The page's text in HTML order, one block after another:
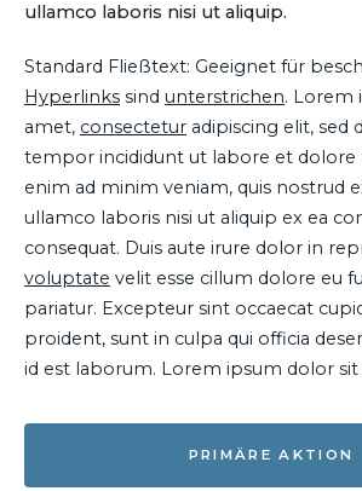
ullamco laboris nisi ut aliquip.
Standard Fließtext: Geeignet für
Hyperlinks sind unterstrichen. Lorem
amet, consectetur adipiscing elit, sed
tempor incididunt ut labore et dolore
enim ad minim veniam, quis nostrud
ullamco laboris nisi ut aliquip ex ea
consequat. Duis aute irure dolor in
voluptate velit esse cillum dolore eu
pariatur. Excepteur sint occaecat
proident, sunt in culpa qui officia
id est laborum. Lorem ipsum dolor sit
PRIMÄRE AKTION